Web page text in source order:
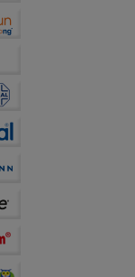
auf
gestalten.
an